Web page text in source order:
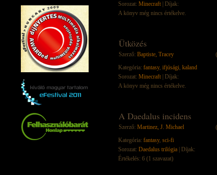
Sorozat: Minecraft | Díjak:
A könyv még nincs értékelve.
Ütközés
Szerző: Baptiste, Tracey
Kategória: fantasy, ifjúsági, kaland
Sorozat: Minecraft | Díjak:
A könyv még nincs értékelve.
A Daedalus incidens
Szerző: Martinez, J. Michael
Kategória: fantasy, sci-fi
Sorozat: Daedalus trilógia | Díjak:
Értékelés: 6 (1 szavazat)